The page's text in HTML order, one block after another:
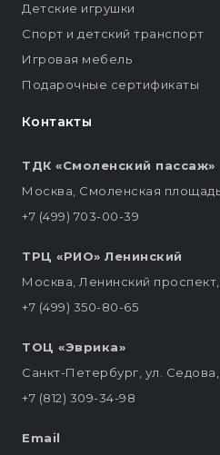
Контакты
ТДК «Смоленский пассаж»
Москва, Смоленская
+7 (499) 703-00-39
ТРЦ «РИО» Ленинский
Москва, Ленинский проспект,
+7 (499) 350-80-65
ТОЦ «Эврика»
Санкт-Петербург, ул. Седова,
+7 (812) 309-34-98
Email
Детские игрушки
Спорт и детский транспорт
Игровая мебель
Подарочные сертификаты